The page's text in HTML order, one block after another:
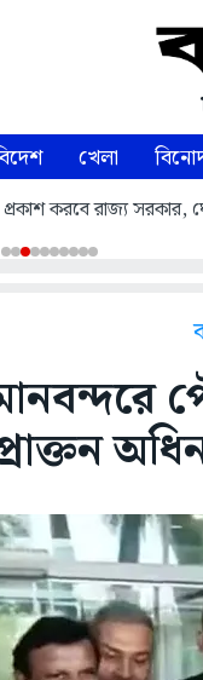
খেলা
করবে রাজ্য সরকার,